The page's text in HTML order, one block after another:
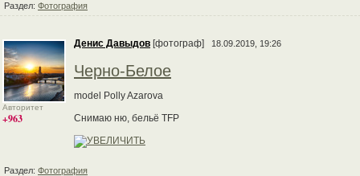
Раздел: Фотография
Авторитет
+963
Денис Давыдов [фотограф] 18.09.2019, 19:26
Черно-Белое
model Polly Azarova
Снимаю ню, бельё TFP
Раздел: Фотография